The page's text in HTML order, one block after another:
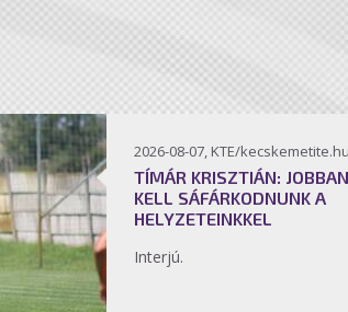
2026-08-07, KTE/kecskemetite.hu
TÍMÁR KRISZTIÁN: JOBBAN
KELL SÁFÁRKODNUNK A
HELYZETEINKKEL
Interjú.